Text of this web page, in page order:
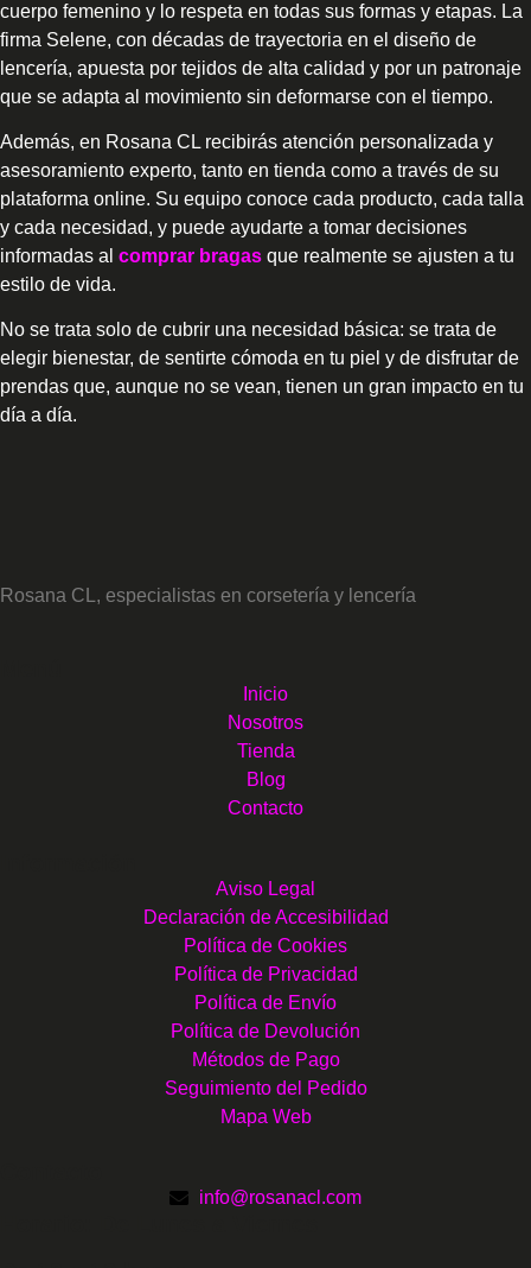
cuerpo femenino y lo respeta en todas sus formas y etapas. La
firma Selene, con décadas de trayectoria en el diseño de
lencería, apuesta por tejidos de alta calidad y por un patronaje
que se adapta al movimiento sin deformarse con el tiempo.
Además, en Rosana CL recibirás atención personalizada y
asesoramiento experto, tanto en tienda como a través de su
plataforma online. Su equipo conoce cada producto, cada talla
y cada necesidad, y puede ayudarte a tomar decisiones
informadas al comprar bragas que realmente se ajusten a tu
estilo de vida.
No se trata solo de cubrir una necesidad básica: se trata de
elegir bienestar, de sentirte cómoda en tu piel y de disfrutar de
prendas que, aunque no se vean, tienen un gran impacto en tu
día a día.
Rosana CL, especialistas en corsetería y lencería
Inicio
Nosotros
Tienda
Blog
Contacto
Aviso Legal
Declaración de Accesibilidad
Política de Cookies
Política de Privacidad
Política de Envío
Política de Devolución
Métodos de Pago
Seguimiento del Pedido
Mapa Web
info@rosanacl.com